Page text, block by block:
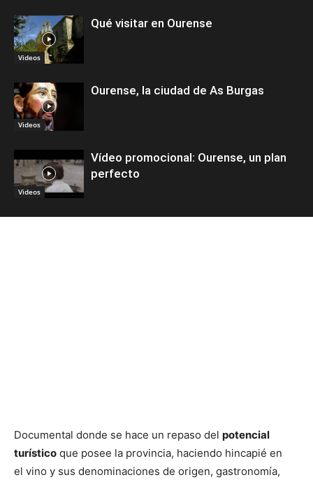
Videos
Qué visitar en Ourense
Videos
Ourense, la ciudad de As Burgas
Videos
Vídeo promocional: Ourense, un plan
perfecto
Documental donde se hace un repaso del potencial
turístico que posee la provincia, haciendo hincapié en
el vino y sus denominaciones de origen, gastronomía,